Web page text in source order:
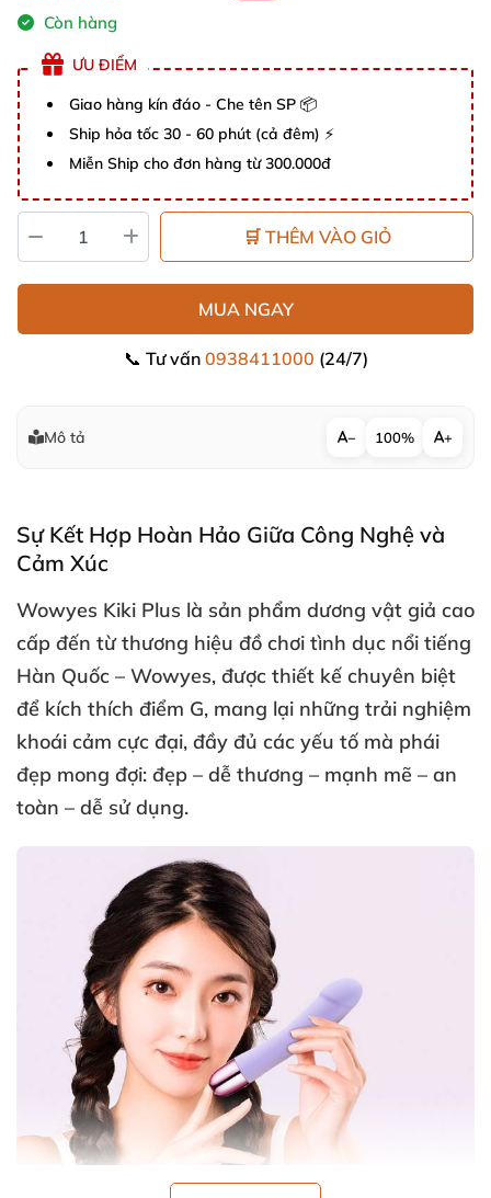
Còn hàng
ƯU ĐIỂM
Giao hàng kín đáo - Che tên SP 📦
Ship hỏa tốc 30 - 60 phút (cả đêm) ⚡
Miễn Ship cho đơn hàng từ 300.000đ
🛒 THÊM VÀO GIỎ
MUA NGAY
📞 Tư vấn 0938411000 (24/7)
Mô tả − 100% +
Sự Kết Hợp Hoàn Hảo Giữa Công Nghệ và
Cảm Xúc
Wowyes Kiki Plus là sản phẩm dương vật giả cao
cấp đến từ thương hiệu đồ chơi tình dục nổi tiếng
Hàn Quốc – Wowyes, được thiết kế chuyên biệt
để kích thích điểm G, mang lại những trải nghiệm
khoái cảm cực đại, đầy đủ các yếu tố mà phái
đẹp mong đợi: đẹp – dễ thương – mạnh mẽ – an
toàn – dễ sử dụng.